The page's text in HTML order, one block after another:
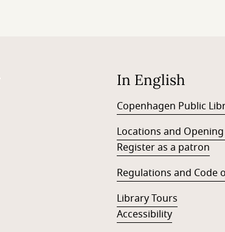
In English
Copenhagen Public
Locations and
Register as a patron
Regulations and Code
Library Tours
Accessibility